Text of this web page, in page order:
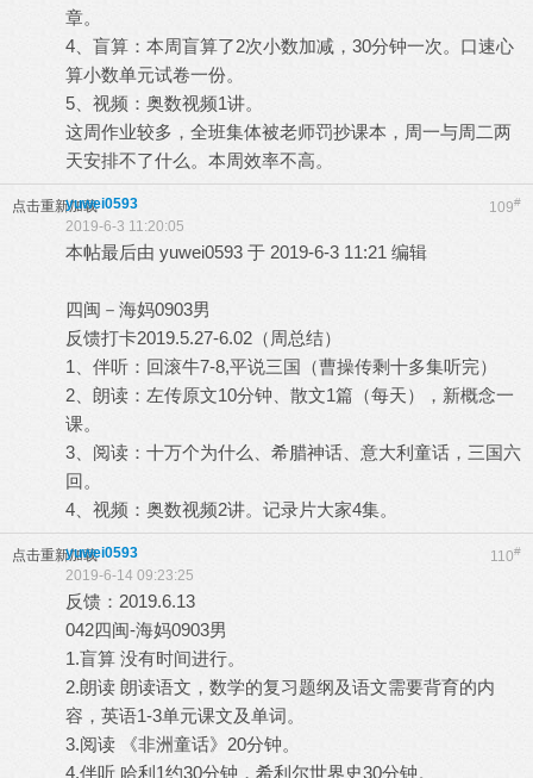
章。
4、盲算：本周盲算了2次小数加减，30分钟一次。口速心
算小数单元试卷一份。
5、视频：奥数视频1讲。
这周作业较多，全班集体被老师罚抄课本，周一与周二两
天安排不了什么。本周效率不高。
点击重新加载 109#
yuwei0593
2019-6-3 11:20:05
本帖最后由 yuwei0593 于 2019-6-3 11:21 编辑
四闽－海妈0903男
反馈打卡2019.5.27-6.02（周总结）
1、伴听：回滚牛7-8,平说三国（曹操传剩十多集听完）
2、朗读：左传原文10分钟、散文1篇（每天），新概念一
课。
3、阅读：十万个为什么、希腊神话、意大利童话，三国六
回。
4、视频：奥数视频2讲。记录片大家4集。
点击重新加载 110#
yuwei0593
2019-6-14 09:23:25
反馈：2019.6.13
042四闽-海妈0903男
1.盲算 没有时间进行。
2.朗读 朗读语文，数学的复习题纲及语文需要背育的内
容，英语1-3单元课文及单词。
3.阅读 《非洲童话》20分钟。
4.伴听 哈利1约30分钟，希利尔世界史30分钟。